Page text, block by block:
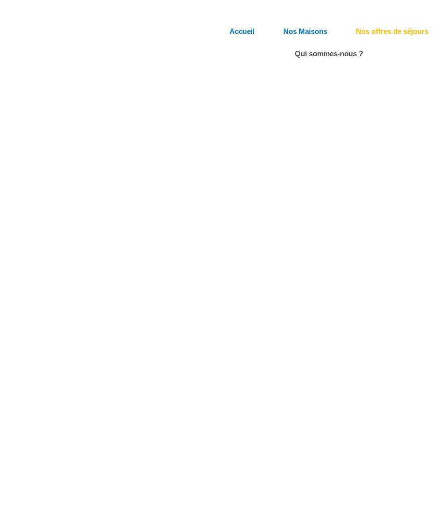
Accueil Nos Maisons Nos offres de séjours
Qui sommes-nous ?